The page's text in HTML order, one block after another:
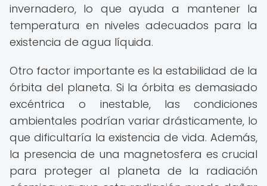
invernadero, lo que ayuda a mantener la
temperatura en niveles adecuados para la
existencia de agua líquida.
Otro factor importante es la estabilidad de la
órbita del planeta. Si la órbita es demasiado
excéntrica o inestable, las condiciones
ambientales podrían variar drásticamente, lo
que dificultaría la existencia de vida. Además,
la presencia de una magnetosfera es crucial
para proteger al planeta de la radiación